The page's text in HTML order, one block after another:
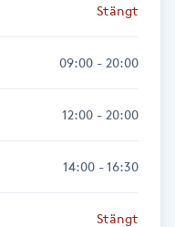
Stängt
09:00 - 20:00
12:00 - 20:00
14:00 - 16:30
Stängt